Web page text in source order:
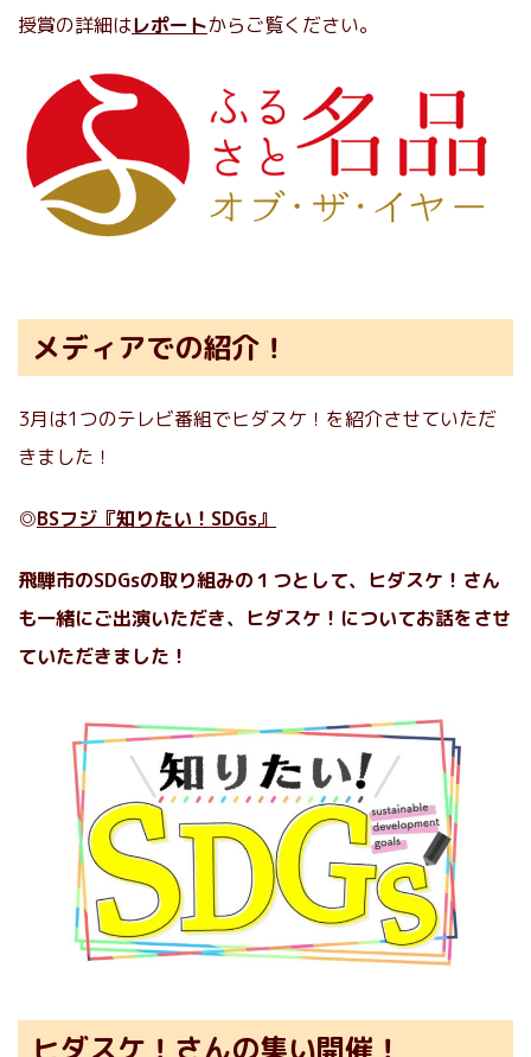
授賞の詳細はレポートからご覧ください。
メディアでの紹介！
3月は1つのテレビ番組でヒダスケ！を紹介させていただ
きました！
◎BSフジ『知りたい！SDGs』
飛騨市のSDGsの取り組みの１つとして、ヒダスケ！さん
も一緒にご出演いただき、ヒダスケ！についてお話をさせ
ていただきました！